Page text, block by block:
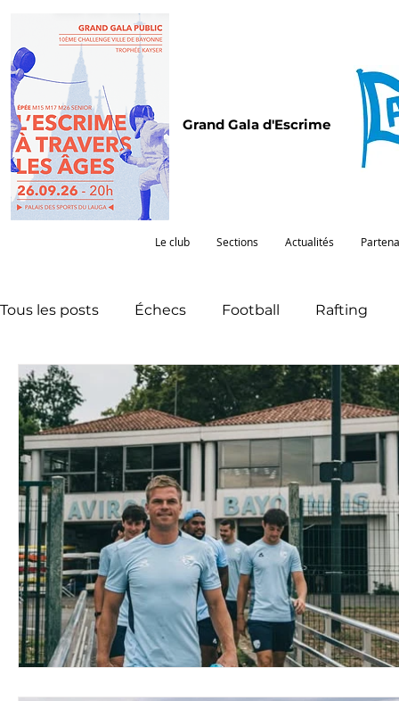
Grand Gala d'Escrime
Le club Sections Actualités
Tous les posts Échecs Football Rafting
Omnisports Partenariat Pelote
Evenements Boxe Natation Tennis
Athlétisme Judo Basket